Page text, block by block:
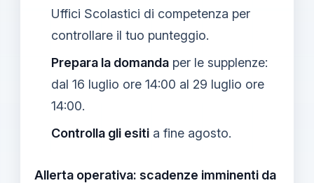
Uffici Scolastici di competenza per
controllare il tuo punteggio.
Prepara la domanda per le supplenze:
dal 16 luglio ore 14:00 al 29 luglio ore
14:00.
Controlla gli esiti a fine agosto.
Allerta operativa: scadenze imminenti da